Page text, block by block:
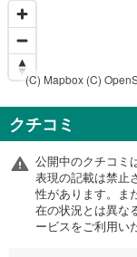
(C) Mapbox (C)
クチコミ
公開中のクチコミ
表現の記載は禁止
性があります。ま
在の状況とは異な
ービスをご利用い